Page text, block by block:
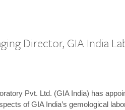
Director, GIA India
Pvt. Ltd. (GIA India) has
of GIA India’s gemological